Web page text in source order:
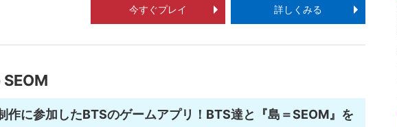
今すぐプレイ 詳しくみる
作に参加したBTSのゲームアプリ！BTS達と『島＝SEOM』を